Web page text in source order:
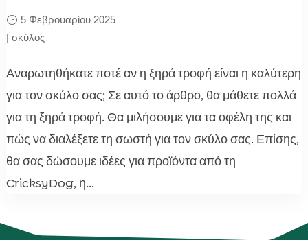
5 Φεβρουαρίου 2025
| σκύλος
Αναρωτηθήκατε ποτέ αν η ξηρά τροφή είναι η καλύτερη
για τον σκύλο σας; Σε αυτό το άρθρο, θα μάθετε πολλά
για τη ξηρά τροφή. Θα μιλήσουμε για τα οφέλη της και
πώς να διαλέξετε τη σωστή για τον σκύλο σας. Επίσης,
θα σας δώσουμε ιδέες για προϊόντα από τη
CricksyDog, η...